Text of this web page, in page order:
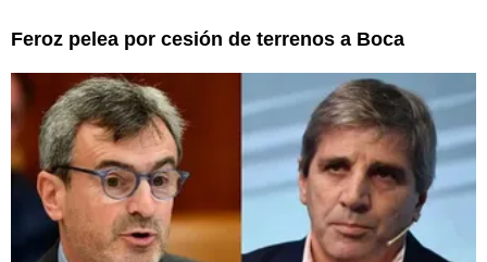
Feroz pelea por cesión de terrenos a Boca